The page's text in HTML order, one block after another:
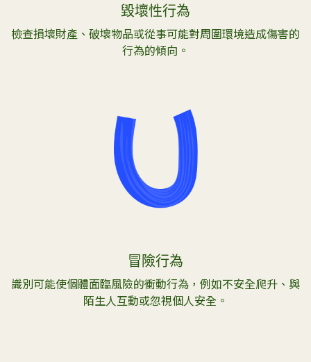
毀壞性行為
檢查損壞財產、破壞物品或從事可能對周圍環境造成傷害的
行為的傾向。
冒險行為
識別可能使個體面臨風險的衝動行為，例如不安全爬升、與
陌生人互動或忽視個人安全。